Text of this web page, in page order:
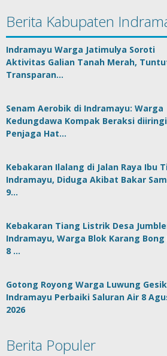
Berita Kabupaten
Indramayu Warga Jatimulya Soroti
Aktivitas Galian Tanah Merah,
Transparan…
Senam Aerobik di Indramayu: Warga
Kedungdawa Kompak Beraksi diiringi
Penjaga Hat…
Kebakaran Ilalang di Jalan Raya Ibu
Indramayu, Diduga Akibat Bakar
9…
Kebakaran Tiang Listrik Desa
Indramayu, Warga Blok Karang Bong
8 …
Gotong Royong Warga Luwung Gesik
Indramayu Perbaiki Saluran Air 8
2026
Berita Populer